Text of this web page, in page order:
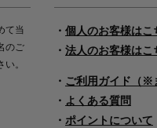
て当
のご
。
・ 個人のお客様はこ
・ 法人のお客様はこ
・ ご利用ガイド（※
・ よくある質問
・ ポイントについて